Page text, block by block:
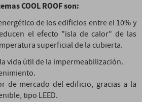
COOL ROOF son:
de los edificios entre el 10% y
el efecto "isla de calor" de las
superficial de la cubierta.
vida útil de la impermeabilización.
de mercado del edificio, gracias a la
tipo LEED.